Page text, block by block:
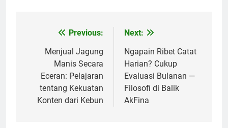
navigation
Previous:
Menjual Jagung
Manis Secara
Eceran: Pelajaran
tentang Kekuatan
Konten dari Kebun
Next:
Ngapain Ribet Catat
Harian? Cukup
Evaluasi Bulanan —
Filosofi di Balik
AkFina